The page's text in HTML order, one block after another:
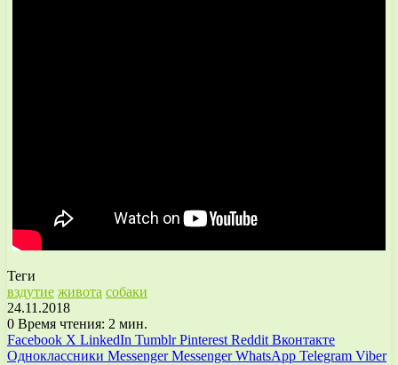
Теги
вздутие живота собаки
24.11.2018
0 Время чтения: 2 мин.
Facebook X LinkedIn Tumblr Pinterest Reddit Вконтакте
Одноклассники Messenger Messenger WhatsApp Telegram Viber